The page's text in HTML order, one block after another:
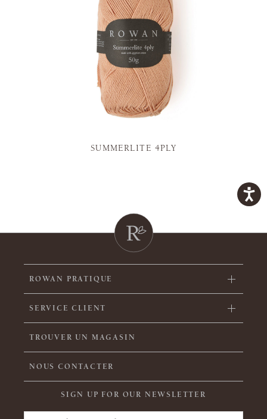
SUMMERLITE 4PLY
ROWAN PRATIQUE
SERVICE CLIENT
TROUVER UN MAGASIN
NOUS CONTACTER
SIGN UP FOR OUR NEWSLETTER